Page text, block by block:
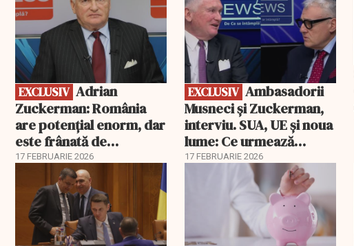
EXCLUSIV
Zuckerman: România
are potențial enorm, dar
este frânată de
corupție, companii de
stat și influența
propagandei ruse
17 FEBRUARIE 2026
EXCLUSIV Ambasadorii
Musneci și Zuckerman,
interviu. SUA, UE și noua
lume: Ce urmează
pentru România
17 FEBRUARIE 2026